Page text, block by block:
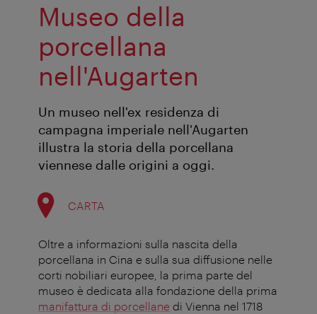
Museo della
porcellana
nell'Augarten
Un museo nell'ex residenza di
campagna imperiale nell'Augarten
illustra la storia della porcellana
viennese dalle origini a oggi.
CARTA
Oltre a informazioni sulla nascita della
porcellana in Cina e sulla sua diffusione nelle
corti nobiliari europee, la prima parte del
museo è dedicata alla fondazione della prima
manifattura di porcellane di Vienna nel 1718